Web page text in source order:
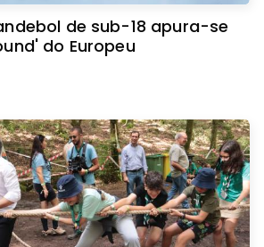
de sub-18 apura-se
do Europeu